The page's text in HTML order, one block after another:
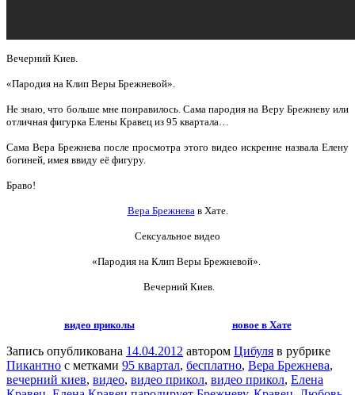
Вечерний Киев.
«Пародия на Клип Веры Брежневой».
Не знаю, что больше мне понравилось. Сама пародия на Веру Брежневу или
отличная фигурка Елены Кравец из 95 квартала…
Сама Вера Брежнева после просмотра этого видео искренне назвала Елену
богиней, имея ввиду её фигуру.
Браво!
Вера Брежнева в Хате.
Сексуальное видео
«Пародия на Клип Веры Брежневой».
Вечерний Киев.
видео приколы новое в Хате
Запись опубликована 14.04.2012 автором Цибуля в рубрике
Пикантно с метками 95 квартал, бесплатно, Вера Брежнева,
вечерний киев, видео, видео прикол, видео прикол, Елена